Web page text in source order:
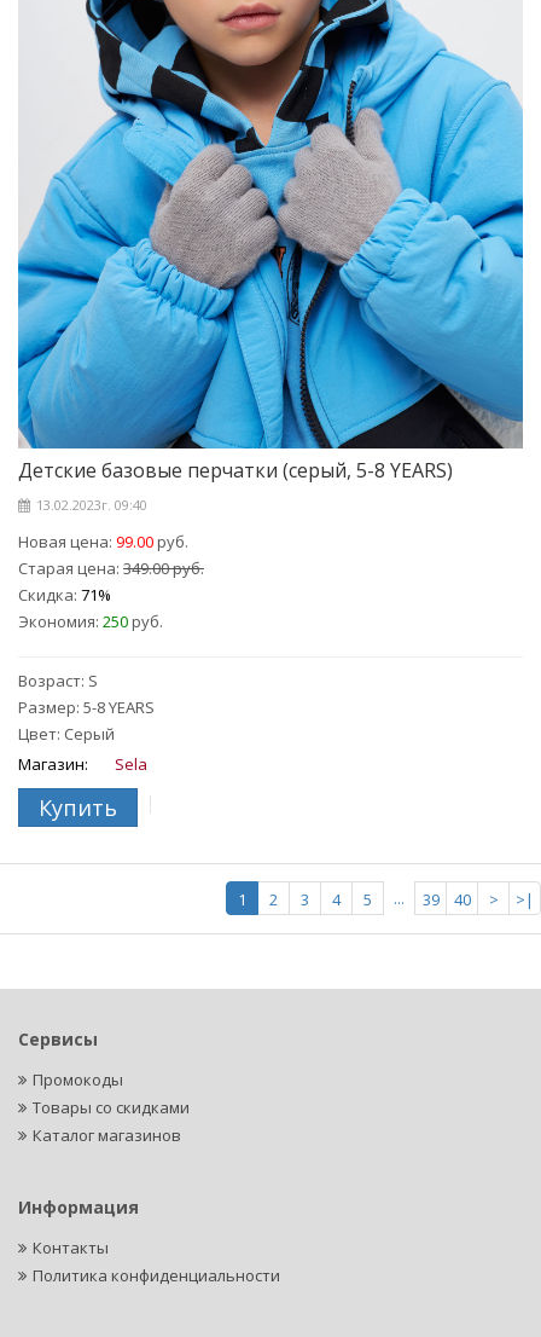
Детские базовые перчатки (серый, 5-8 YEARS)
13.02.2023г. 09:40
Новая цена: 99.00руб.
Старая цена: 349.00 руб.
Скидка: 71%
Экономия: 250руб.
Возраст: S
Размер: 5-8 YEARS
Цвет: Серый
Магазин:
Sela
Купить
1 2 3 4 5 ... 39 40 > >|
Сервисы
Промокоды
Товары со скидками
Каталог магазинов
Информация
Контакты
Политика конфиденциальности